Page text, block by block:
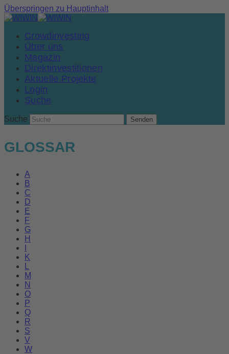
Überspringen zu Hauptinhalt
Crowdinvesting
Über uns
Magazin
Direktinvestitionen
Aktuelle Projekte
Login
Suche
Suche Senden
GLOSSAR
A
B
C
D
E
F
G
H
K
M
N
O
P
Q
R
S
V
W